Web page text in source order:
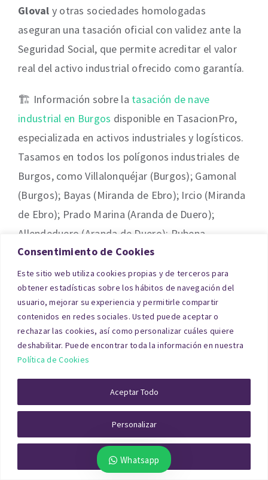
Consentimiento de Cookies
Este sitio web utiliza cookies propias y de terceros para
obtener estadísticas sobre los hábitos de navegación del
usuario, mejorar su experiencia y permitirle compartir
contenidos en redes sociales. Usted puede aceptar o
rechazar las cookies, así como personalizar cuáles quiere
deshabilitar. Puede encontrar toda la información en nuestra
Política de Cookies
Personalizar
Rechazar Todo
Aceptar Todo
Gloval y otras sociedades homologadas
aseguran una tasación oficial con validez ante la
Seguridad Social, que permite acreditar el valor
real del activo industrial ofrecido como garantía.
🏗️ Información sobre la tasación de nave
industrial en Burgos disponible en TasacionPro,
especializada en activos industriales y logísticos.
Tasamos en todos los polígonos industriales de
Burgos, como Villalonquéjar (Burgos); Gamonal
(Burgos); Bayas (Miranda de Ebro); Ircio (Miranda
de Ebro); Prado Marina (Aranda de Duero);
Allendeduero (Aranda de Duero); Rubena
(Rubena); Quintanadueñas (Quintanadueñas);
Villafría (Burgos); Valdorros (Valdorros).
Solar o Terreno en Burgos
Las tasaciones de solares y terrenos en Burgos
requieren un análisis urbanístico completo:
clasificación del suelo, edificabilidad,
planeamiento vigente, servicios disponibles,
accesos y aprovechamiento urbanístico.
En suelos urbanos consolidados se utiliza el
método de comparación, mientras que en
Whatsapp